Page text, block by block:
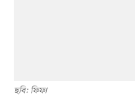
ছবি: ফিফা